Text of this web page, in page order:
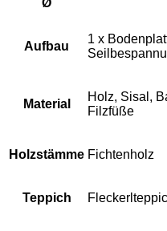
Aufbau
1 x
Material
Holz, Sisal,
Filzfüße
Holzstämme Fichtenholz
Teppich